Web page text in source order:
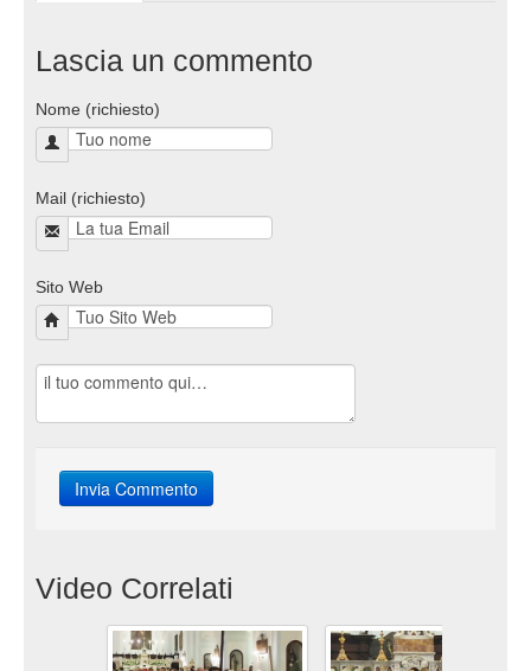
Lascia un commento
Nome (richiesto)
Mail (richiesto)
Sito Web
Video Correlati